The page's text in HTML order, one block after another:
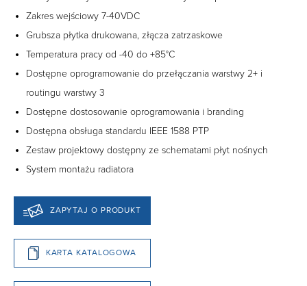
Zakres wejściowy 7-40VDC
Grubsza płytka drukowana, złącza zatrzaskowe
Temperatura pracy od -40 do +85°C
Dostępne oprogramowanie do przełączania warstwy 2+ i
routingu warstwy 3
Dostępne dostosowanie oprogramowania i branding
Dostępna obsługa standardu IEEE 1588 PTP
Zestaw projektowy dostępny ze schematami płyt nośnych
System montażu radiatora
ZAPYTAJ O PRODUKT
KARTA KATALOGOWA